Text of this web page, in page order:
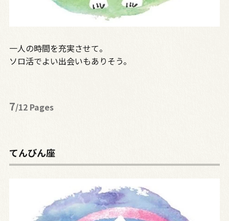
一人の時間を充実させて。
ソロ活でよい出会いもありそう。
7/12 Pages
てんびん座